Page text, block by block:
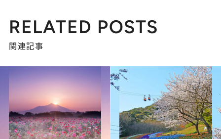
RELATED POSTS
関連記事